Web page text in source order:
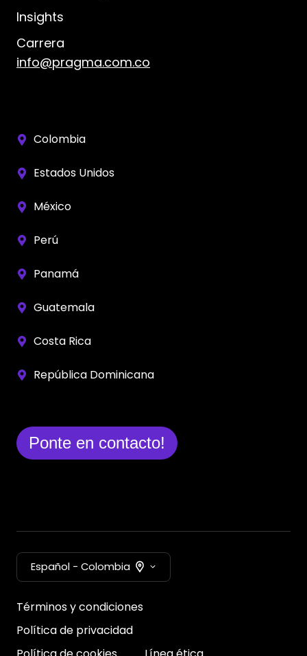
Insights
Carrera
info@pragma.com.co
Colombia
Estados Unidos
México
Perú
Panamá
Guatemala
Costa Rica
República Dominicana
Ponte en contacto!
Español - Colombia
Términos y condiciones
Política de privacidad